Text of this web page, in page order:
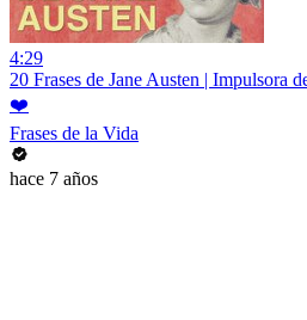
4:29
20 Frases de Jane Austen | Impulsora
❤️
Frases de la Vida
hace 7 años